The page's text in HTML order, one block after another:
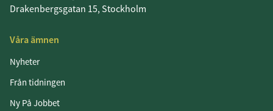
Drakenbergsgatan 15, Stockholm
Våra ämnen
Nyheter
Från tidningen
Ny På Jobbet